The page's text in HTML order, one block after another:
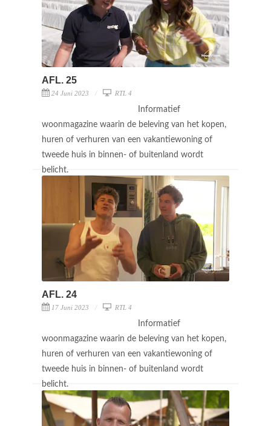
AFL. 25
24 Juni 2023 RTL 4
Informatief
woonmagazine waarin de beleving van het kopen,
huren of verhuren van een vakantiewoning of
tweede huis in binnen- of buitenland wordt
belicht.
AFL. 24
17 Juni 2023 RTL 4
Informatief
woonmagazine waarin de beleving van het kopen,
huren of verhuren van een vakantiewoning of
tweede huis in binnen- of buitenland wordt
belicht.